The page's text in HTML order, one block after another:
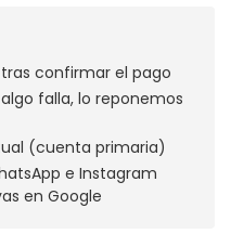
tras confirmar el pago
falla, lo reponemos
(cuenta primaria)
e Instagram
en Google